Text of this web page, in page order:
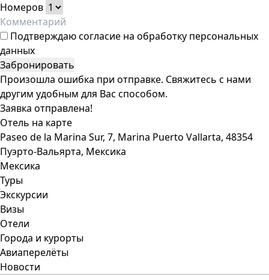
Номеров
Подтверждаюсогласие на обработку персональных
данных
Забронировать
Произошла ошибка при отправке. Свяжитесь с нами
другим удобным для Вас способом.
Заявка отправлена!
Отель на карте
Paseo de la Marina Sur, 7, Marina Puerto Vallarta, 48354
Пуэрто-Вальярта, Мексика
Мексика
Туры
Экскурсии
Визы
Отели
Города и курорты
Авиаперелёты
Новости